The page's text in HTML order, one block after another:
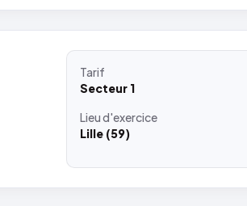
Tarif
Secteur 1
Lieud'exercice
Lille (59)